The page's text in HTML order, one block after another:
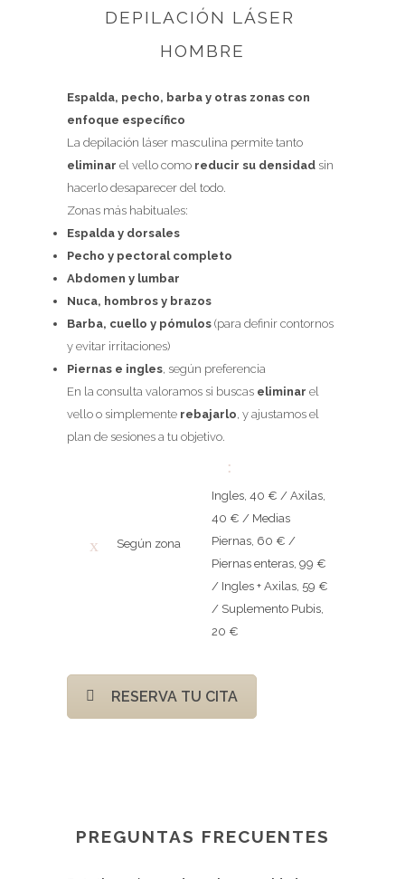
DEPILACIÓN LÁSER
HOMBRE
Espalda, pecho, barba y otras zonas con
enfoque específico
La depilación láser masculina permite tanto
eliminar el vello como reducir su densidad sin
hacerlo desaparecer del todo.
Zonas más habituales:
Espalda y dorsales
Pecho y pectoral completo
Abdomen y lumbar
Nuca, hombros y brazos
Barba, cuello y pómulos (para definir contornos
y evitar irritaciones)
Piernas e ingles , según preferencia
En la consulta valoramos si buscas eliminar el
vello o simplemente rebajarlo , y ajustamos el
plan de sesiones a tu objetivo.
Según zona
Ingles, 40 € / Axilas,
40 € / Medias
Piernas, 60 € /
Piernas enteras, 99 €
/ Ingles + Axilas, 59 €
/ Suplemento Pubis,
20 €
RESERVA TU CITA
PREGUNTAS FRECUENTES